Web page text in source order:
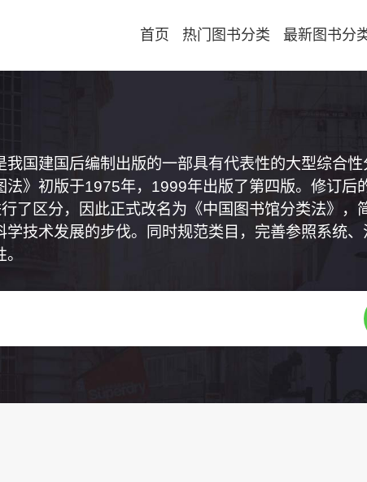
首页 热门图书分类 最新图书分
国建国后编制出版的一部具有代表性的大型综合性
》初版于1975年，1999年出版了第四版。修订后
了区分，因此正式改名为《中国图书馆分类法》，
技术发展的步伐。同时规范类目，完善参照系统